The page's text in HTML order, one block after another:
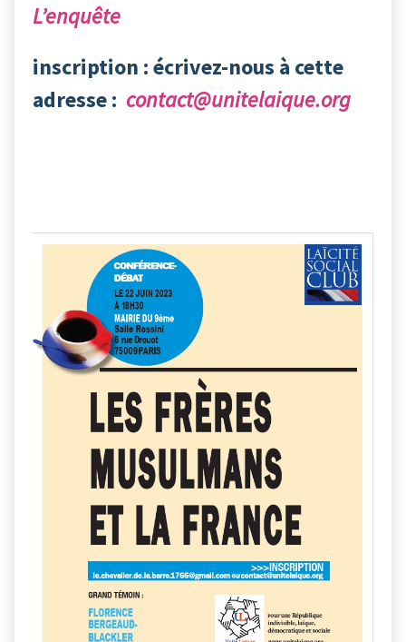
L’enquête
inscription : écrivez-nous à cette
adresse : contact@unitelaique.org